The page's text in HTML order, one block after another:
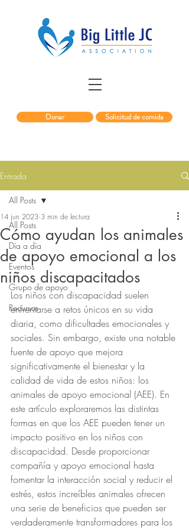
Donar Solicitud de comida
Entrada
All Posts
Día a día
Eventos
Grupo de apoyo
Recursos
All Posts
Cómo ayudan los animales
de apoyo emocional a los
niños discapacitados
14 jun 2023 3 min de lectura
Los niños con discapacidad suelen
enfrentarse a retos únicos en su vida
diaria, como dificultades emocionales y
sociales. Sin embargo, existe una notable
fuente de apoyo que mejora
significativamente el bienestar y la
calidad de vida de estos niños: los
animales de apoyo emocional (AEE). En
este artículo exploraremos las distintas
formas en que los AEE pueden tener un
impacto positivo en los niños con
discapacidad. Desde proporcionar
compañía y apoyo emocional hasta
fomentar la interacción social y reducir el
estrés, estos increíbles animales ofrecen
una serie de beneficios que pueden ser
verdaderamente transformadores para los